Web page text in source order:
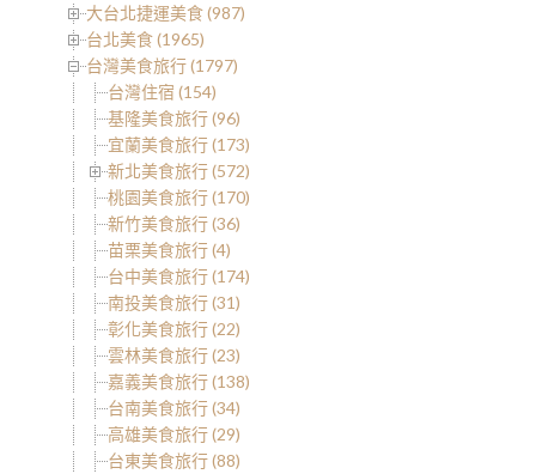
大台北捷運美食 (987)
台北美食 (1965)
台灣美食旅行 (1797)
台灣住宿 (154)
基隆美食旅行 (96)
宜蘭美食旅行 (173)
新北美食旅行 (572)
桃園美食旅行 (170)
新竹美食旅行 (36)
苗栗美食旅行 (4)
台中美食旅行 (174)
南投美食旅行 (31)
彰化美食旅行 (22)
雲林美食旅行 (23)
嘉義美食旅行 (138)
台南美食旅行 (34)
高雄美食旅行 (29)
台東美食旅行 (88)